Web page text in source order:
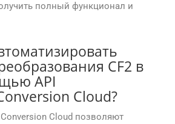
полный функционал и
CF2 в
API
Cloud?
Cloud позволяют